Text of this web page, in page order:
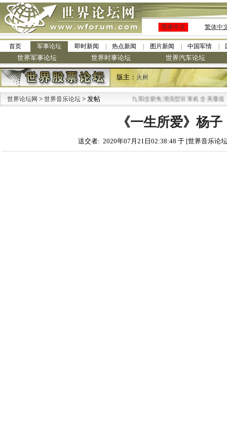
简体中文 繁体中
首页 军事论坛 即时新闻 热点新闻 图片新闻 中国军情
世界军事论坛 世界时事论坛 世界汽车论坛
版主： 火树
世界论坛网 > 世界音乐论坛 > 发帖 九阳全新免清洗型豆浆机 全美最低
《一生所爱》杨子
送交者: 2020年07月21日02:38:48 于 [世界音乐论